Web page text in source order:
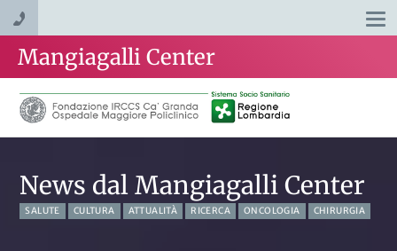
Mangiagalli Center
News dal Mangiagalli Center
SALUTE CULTURA ATTUALITÀ RICERCA ONCOLOGIA CHIRURGIA